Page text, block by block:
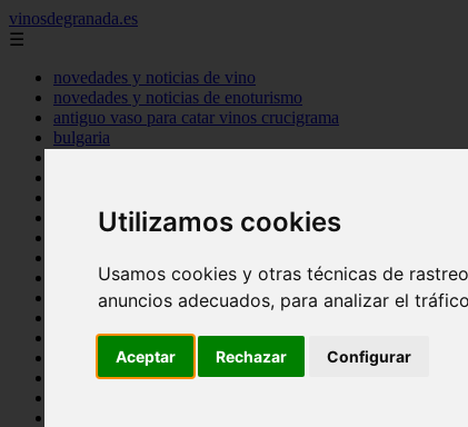
Utilizamos cookies
Usamos cookies y otras técnicas de
anuncios adecuados, para analizar el
Aceptar Rechazar Configurar
vinosdegranada.es
☰
novedades y noticias de vino
novedades y noticias de enoturismo
antiguo vaso para catar vinos crucigrama
bulgaria
Córdoba - córdoba
Barcelona - barcelona
Ciudad-real - montiel
Santa-cruz-de-tenerife - guía-de-isora
La-rioja - casalarreina
Almería - roquetas-de-mar
Madrid - pozuelo-de-alarcón